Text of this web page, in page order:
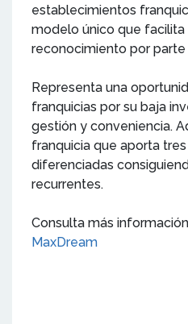
establecimientos
modelo único que
reconocimiento por
Representa una
franquicias por su baja
gestión y conveniencia.
franquicia que aporta
diferenciadas
recurrentes.
Consulta más
MaxDream